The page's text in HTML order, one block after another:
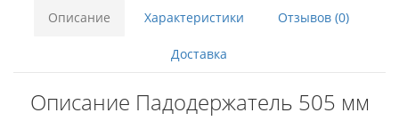
Описание Характеристики Отзывов (0)
Доставка
Описание Падодержатель 505 мм